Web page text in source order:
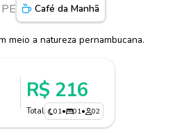
Café da Manhã
meio a natureza pernambucana.
R$ 216
Total 01• 01• 02